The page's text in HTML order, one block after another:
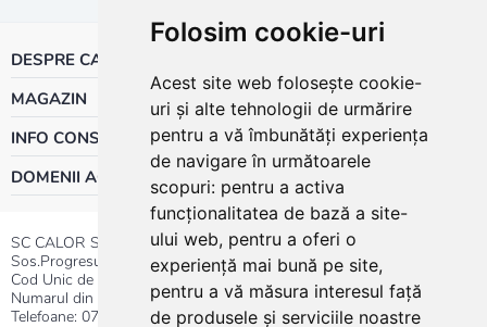
Folosim cookie-uri
Acest site web folosește cookie-
uri și alte tehnologii de urmărire
pentru a vă îmbunătăți experiența
de navigare în următoarele
scopuri: pentru a activa
funcționalitatea de bază a site-
ului web, pentru a oferi o
experiență mai bună pe site,
pentru a vă măsura interesul față
de produsele și serviciile noastre
DESPRE CALOR
MAGAZIN
INFO CONSUMATOR
DOMENII ACTIVITATE
SC CALOR SRL
Sos.Progresului nr.30-40, Sector 5, Bucuresti
Cod Unic de Inregistrare: RO 3004724
Numarul din Registrul Comertului:J40/13176/1991
Telefoane: 0737.23.44.44|021.411.44.44